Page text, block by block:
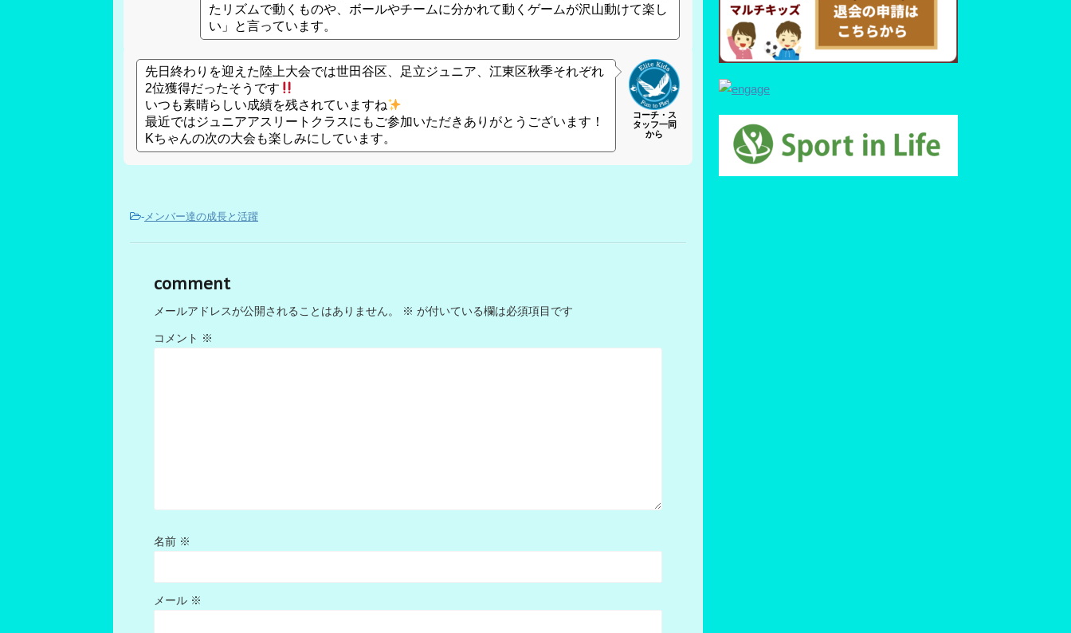
たリズムで動くものや、ボールやチームに分かれて動くゲームが沢山動けて楽し
い」と言っています。
コーチ・ス
タッフ一同
から
先日終わりを迎えた陸上大会では世田谷区、足立ジュニア、江東区秋季それぞれ
2位獲得だったそうです
いつも素晴らしい成績を残されていますね
最近ではジュニアアスリートクラスにもご参加いただきありがとうございます！
Kちゃんの次の大会も楽しみにしています。
-メンバー達の成長と活躍
comment
メールアドレスが公開されることはありません。 ※ が付いている欄は必須項目です
コメント ※
名前 ※
メール ※